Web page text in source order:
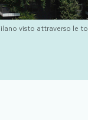
visto attraverso le